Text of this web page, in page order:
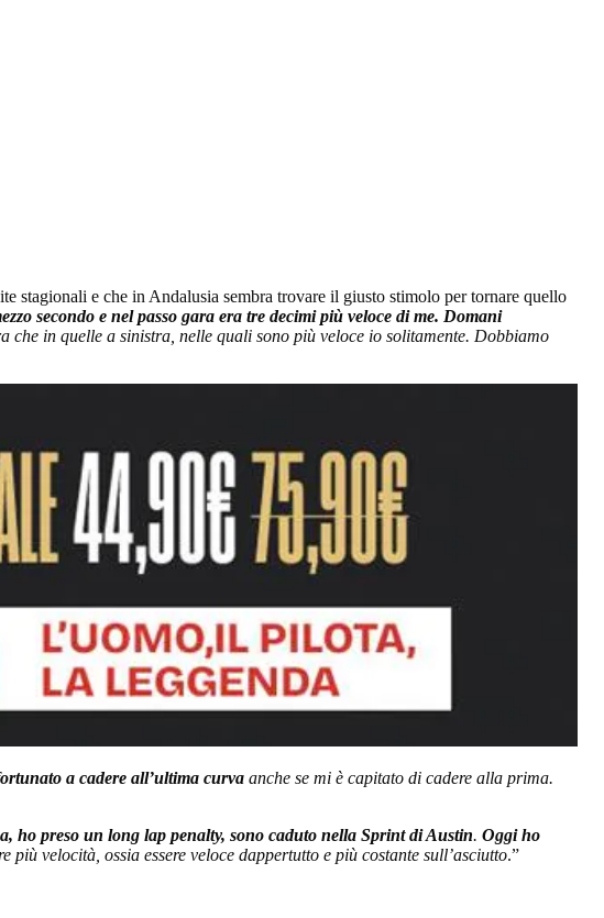
stagionali e che in Andalusia sembra trovare il giusto stimolo per tornare quello
secondo e nel passo gara era tre decimi più veloce di me. Domani
che in quelle a sinistra, nelle quali sono più veloce io solitamente. Dobbiamo
a cadere all’ultima curva anche se mi è capitato di cadere alla prima.
ho preso un long lap penalty, sono caduto nella Sprint di Austin. Oggi ho
più velocità, ossia essere veloce dappertutto e più costante sull’asciutto.”